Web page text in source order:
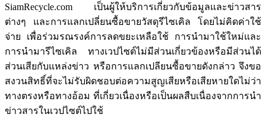
SiamRecycle.com เป็นผู้ให้บริการเกี่ยวกับข้อมูลและข่าวสาร
ต่างๆ และการแลกเปลี่ยนซื้อขายวัสดุรีไซเคิล โดยไม่คิดค่าใช้
จ่าย เพื่อร่วมรณรงค์การลดขยะเหลือใช้ การนำมาใช้ใหม่และ
การนำมารีไซเคิล ทางเวปไซต์ไม่มีส่วนเกี่ยวข้องหรือมีส่วนได้
ส่วนเสียกับแหล่งข่าว หรือการแลกเปลียนซื้อขายดังกล่าว จึงขอ
สงวนสิทธิ์ที่จะไม่รับผิดชอบต่อความสูญเสียหรือเสียหายใดไม่ว่า
ทางตรงหรือทางอ้อม ที่เกี่ยวเนื่องหรือเป็นผลสืบเนื่องจากการนำ
ข่าวสารในเวปไซต์ไปใช้